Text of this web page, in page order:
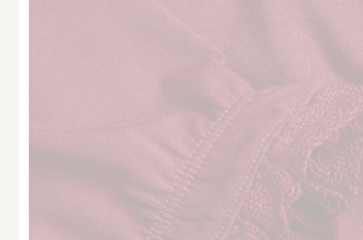
Gratis fraktalternativer